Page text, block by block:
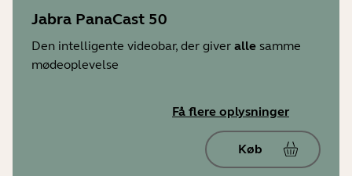
Jabra PanaCast 50
Den intelligente videobar, der giver alle samme
mødeoplevelse
Få flere oplysninger
Køb